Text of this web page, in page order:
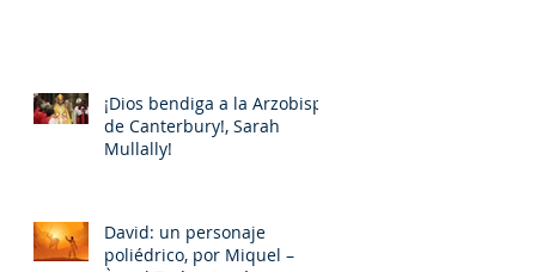
¡Dios bendiga a la Arzobispa
de Canterbury!, Sarah
Mullally!
David: un personaje
poliédrico, por Miquel –